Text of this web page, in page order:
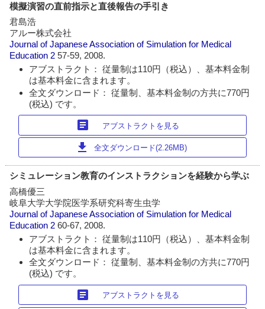
模擬演習の直前指示と直後報告の手引き
君島浩
アルー株式会社
Journal of Japanese Association of Simulation for Medical
Education 257-59, 2008.
アブストラクト： 従量制は110円（税込）、基本料金制
は基本料金に含まれます。
全文ダウンロード： 従量制、基本料金制の方共に770円
(税込) です。
article アブストラクトを見る
download 全文ダウンロード(2.26MB)
シミュレーション教育のインストラクションを経験から学ぶ
高橋優三
岐阜大学大学院医学系研究科寄生虫学
Journal of Japanese Association of Simulation for Medical
Education 260-67, 2008.
アブストラクト： 従量制は110円（税込）、基本料金制
は基本料金に含まれます。
全文ダウンロード： 従量制、基本料金制の方共に770円
(税込) です。
article アブストラクトを見る